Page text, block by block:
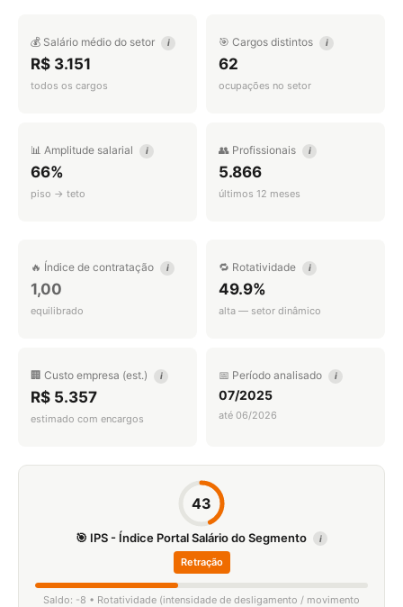
💰 Salário médio do setor i
R$ 3.151
todos os cargos
🎯 Cargos distintos i
62
ocupações no setor
📊 Amplitude salarial i
66%
piso → teto
👥 Profissionais i
5.866
últimos 12 meses
🔥 Índice de contratação i
1,00
equilibrado
🔁 Rotatividade i
49.9%
alta — setor dinâmico
🏢 Custo empresa (est.) i
R$ 5.357
estimado com encargos
📅 Período analisado i
07/2025
até 06/2026
43
🎯 IPS - Índice Portal Salário do Segmento i
Retração
Saldo: -8 • Rotatividade (intensidade de desligamento / movimento